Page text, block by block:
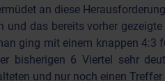
an diese
und das bereits vorher
ging mit einem knappen 4:3
bisherigen 6 Viertel sehr
und nur noch einen